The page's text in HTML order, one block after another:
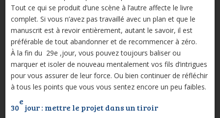
Tout ce qui se produit d’une scène à l’autre affecte le livre
complet. Si vous n’avez pas travaillé avec un plan et que le
manuscrit est à revoir entièrement, autant le savoir, il est
préférable de tout abandonner et de recommencer à zéro.
À la fin du 29e ,jour, vous pouvez toujours baliser ou
marquer et isoler de nouveau mentalement vos fils d’intrigues
pour vous assurer de leur force. Ou bien continuer de réfléchir
à tous les points que vous vous sentez encore un peu faibles.
30
e
jour : mettre le projet dans un tiroir